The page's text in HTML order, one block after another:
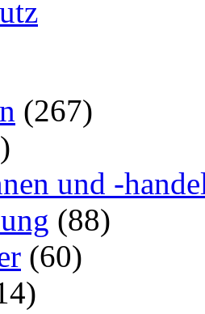
(267)
und -
(88)
(60)